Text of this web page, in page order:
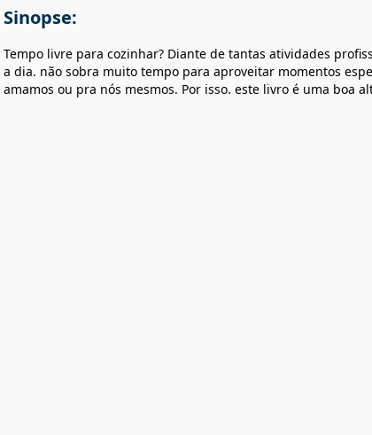
Sinopse:
Tempo livre para cozinhar? Diante de tantas atividades
a dia. não sobra muito tempo para aproveitar momentos
amamos ou pra nós mesmos. Por isso. este livro é uma boa